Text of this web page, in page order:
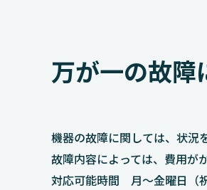
万が一の故障
機器の故障に関しては、状況
故障内容によっては、費用が
対応可能時間 月～金曜日（